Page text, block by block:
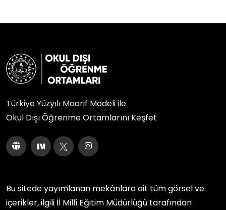
Türkiye Yüzyılı Maarif Modeli ile
Okul Dışı Öğrenme Ortamlarını Keşfet
Bu sitede yayımlanan mekânlara ait tüm görsel ve
içerikler, ilgili İl Millî Eğitim Müdürlüğü tarafından